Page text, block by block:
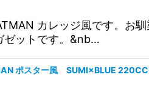
カレッジ風です。お
ゼットです。&nb…
ポスター風 SUMI×BLUE